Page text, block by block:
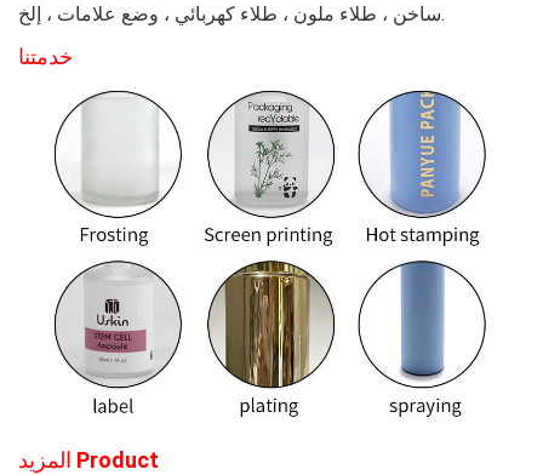
ساخن ، طلاء ملون ، طلاء كهربائي ، وضع علامات ، إلخ.
خدمتنا
المزيد Product